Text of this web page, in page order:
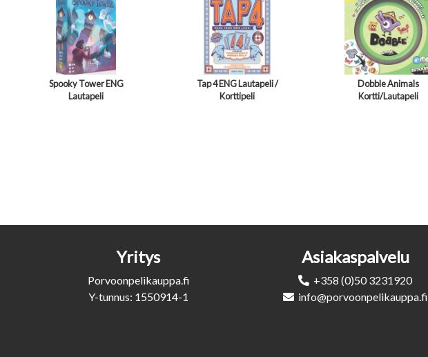
Spooky Tower ENG
Lautapeli
Tap 4 ENG Lautapeli /
Korttipeli
Dobble Animals
Kortti/Lautapeli
Yritys
Porvoonpelikauppa.fi
Y-tunnus: 1550914-1
Asiakaspalvelu
+358 (0)50 3231920
info@porvoonpelikauppa.fi